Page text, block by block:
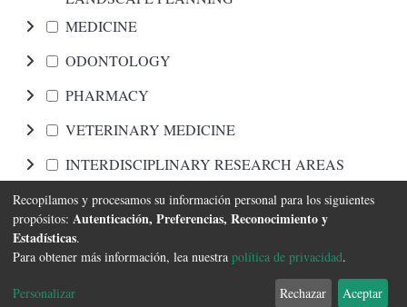
MEDICINE
ODONTOLOGY
PHARMACY
VETERINARY MEDICINE
INTERDISCIPLINARY RESEARCH AREAS
Navegar
Software DSpacecopyright © 2002-2026 FCyT Uader
Configuración de
Acuerdo de
Enviar
Recopilamos y procesamos su información personal para los siguientes
propósitos: Autenticación, Preferencias, Reconocimiento y
Estadísticas.
Para obtener más información, lea nuestra política de privacidad.
Personalizar Rechazar Aceptar